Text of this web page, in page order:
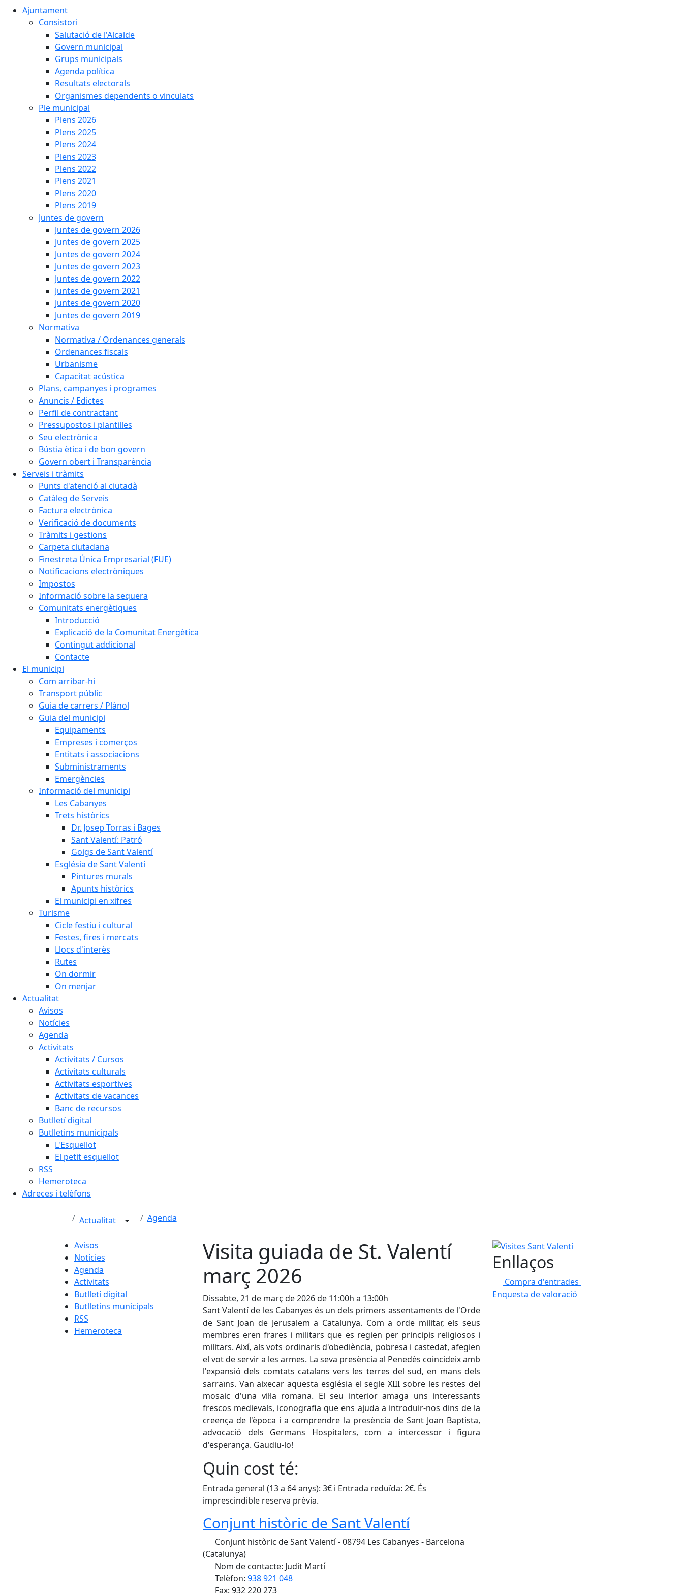
Ajuntament
Consistori
Salutació de l'Alcalde
Govern municipal
Grups municipals
Agenda política
Resultats electorals
Organismes dependents o vinculats
Ple municipal
Plens 2026
Plens 2025
Plens 2024
Plens 2023
Plens 2022
Plens 2021
Plens 2020
Plens 2019
Juntes de govern
Juntes de govern 2026
Juntes de govern 2025
Juntes de govern 2024
Juntes de govern 2023
Juntes de govern 2022
Juntes de govern 2021
Juntes de govern 2020
Juntes de govern 2019
Normativa
Normativa / Ordenances generals
Ordenances fiscals
Urbanisme
Capacitat acústica
Plans, campanyes i programes
Anuncis / Edictes
Perfil de contractant
Pressupostos i plantilles
Seu electrònica
Bústia ètica i de bon govern
Govern obert i Transparència
Serveis i tràmits
Punts d'atenció al ciutadà
Catàleg de Serveis
Factura electrònica
Verificació de documents
Tràmits i gestions
Carpeta ciutadana
Finestreta Única Empresarial (FUE)
Notificacions electròniques
Impostos
Informació sobre la sequera
Comunitats energètiques
Introducció
Explicació de la Comunitat Energètica
Contingut addicional
Contacte
El municipi
Com arribar-hi
Transport públic
Guia de carrers / Plànol
Guia del municipi
Equipaments
Empreses i comerços
Entitats i associacions
Subministraments
Emergències
Informació del municipi
Les Cabanyes
Trets històrics
Dr. Josep Torras i Bages
Sant Valentí: Patró
Goigs de Sant Valentí
Església de Sant Valentí
Pintures murals
Apunts històrics
El municipi en xifres
Turisme
Cicle festiu i cultural
Festes, fires i mercats
Llocs d'interès
Rutes
On dormir
On menjar
Actualitat
Avisos
Notícies
Agenda
Activitats
Activitats / Cursos
Activitats culturals
Activitats esportives
Activitats de vacances
Banc de recursos
Butlletí digital
Butlletins municipals
L'Esquellot
El petit esquellot
RSS
Hemeroteca
Adreces i telèfons
Actualitat Agenda
Avisos
Notícies
Agenda
Activitats
Butlletí digital
Butlletins municipals
RSS
Hemeroteca
Visita guiada de St. Valentí
març 2026
Dissabte, 21 de març de 2026 de 11:00h a 13:00h
Sant Valentí de les Cabanyes és un dels primers assentaments de l'Orde
de Sant Joan de Jerusalem a Catalunya. Com a orde militar, els seus
membres eren frares i militars que es regien per principis religiosos i
militars. Així, als vots ordinaris d'obediència, pobresa i castedat, afegien
el vot de servir a les armes. La seva presència al Penedès coincideix amb
l'expansió dels comtats catalans vers les terres del sud, en mans dels
sarraïns. Van aixecar aquesta església el segle XIII sobre les restes del
mosaic d'una vil·la romana. El seu interior amaga uns interessants
frescos medievals, iconografia que ens ajuda a introduir-nos dins de la
creença de l'època i a comprendre la presència de Sant Joan Baptista,
advocació dels Germans Hospitalers, com a intercessor i figura
d'esperança. Gaudiu-lo!
Quin cost té:
Entrada general (13 a 64 anys): 3€ i Entrada reduïda: 2€. És
imprescindible reserva prèvia.
Conjunt històric de Sant Valentí
Conjunt històric de Sant Valentí - 08794 Les Cabanyes - Barcelona
(Catalunya)
Nom de contacte: Judit Martí
Telèfon: 938 921 048
Fax: 932 220 273
Visites Sant Valentí
Enllaços
Compra d'entrades
Enquesta de valoració